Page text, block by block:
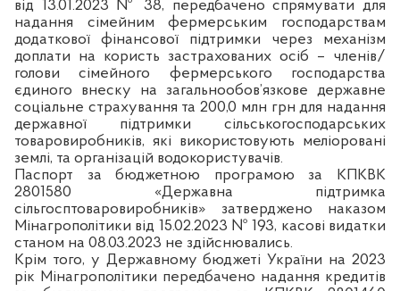
від 13.01.2023 № 38, передбачено спрямувати для
надання сімейним фермерським господарствам
додаткової фінансової підтримки через механізм
доплати на користь застрахованих осіб – членів/
голови сімейного фермерського господарства
єдиного внеску на загальнообов’язкове державне
соціальне страхування та 200,0 млн грн для надання
державної підтримки сільськогосподарських
товаровиробників, які використовують меліоровані
землі, та організацій водокористувачів.
Паспорт за бюджетною програмою за КПКВК
2801580 «Державна підтримка
сільгосптоваровиробників» затверджено наказом
Мінагрополітики від 15.02.2023 № 193, касові видатки
станом на 08.03.2023 не здійснювались.
Крім того, у Державному бюджеті України на 2023
рік Мінагрополітики передбачено надання кредитів